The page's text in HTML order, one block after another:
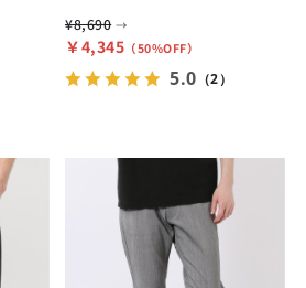
¥8,690 →
￥4,345 （50%OFF）
5.0 （2）